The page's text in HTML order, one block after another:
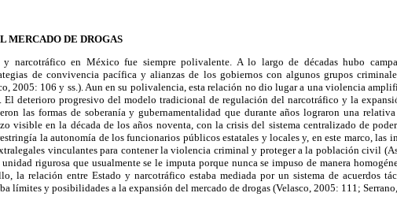
MERCADO DE DROGAS
y narcotráfico en México fue siempre polivalente. A lo largo de décadas hubo
de convivencia pacífica y alianzas de los gobiernos con algunos grupos
2005: 106 y ss.). Aun en su polivalencia, esta relación no dio lugar a una violencia
El deterioro progresivo del modelo tradicional de regulación del narcotráfico y la
las formas de soberanía y gubernamentalidad que durante años lograron una
visible en la década de los años noventa, con la crisis del sistema centralizado de
la autonomía de los funcionarios públicos estatales y locales y, en este marco, las
vinculantes para contener la violencia criminal y proteger a la población civil
rigurosa que usualmente se le imputa porque nunca se impuso de manera
la relación entre Estado y narcotráfico estaba mediada por un sistema de acuerdos
límites y posibilidades a la expansión del mercado de drogas (Velasco, 2005: 111;